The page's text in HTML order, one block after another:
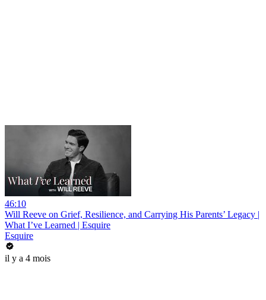
46:10
Will Reeve on Grief, Resilience, and Carrying His Parents’ Legacy |
What I’ve Learned | Esquire
Esquire
il y a 4 mois